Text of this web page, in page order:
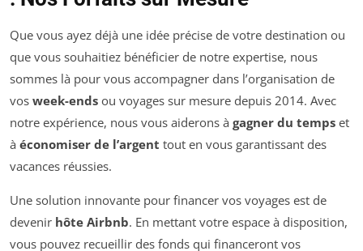
Que vous ayez déjà une idée précise de votre destination ou
que vous souhaitiez bénéficier de notre expertise, nous
sommes là pour vous accompagner dans l’organisation de
vos week-ends ou voyages sur mesure depuis 2014. Avec
notre expérience, nous vous aiderons à gagner du temps et
à économiser de l’argent tout en vous garantissant des
vacances réussies.
Une solution innovante pour financer vos voyages est de
devenir hôte Airbnb. En mettant votre espace à disposition,
vous pouvez recueillir des fonds qui financeront vos